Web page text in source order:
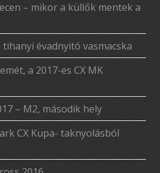
– mikor a küllők mentek a
tihanyi évadnyitó vasmacska
a 2017-es CX MK
– M2, második hely
CX Kupa- taknyolásból